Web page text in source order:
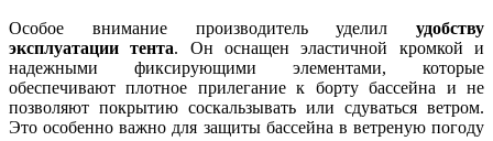
Особое внимание производитель уделил удобству
эксплуатации тента. Он оснащен эластичной кромкой и
надежными фиксирующими элементами, которые
обеспечивают плотное прилегание к борту бассейна и не
позволяют покрытию соскальзывать или сдуваться ветром.
Это особенно важно для защиты бассейна в ветреную погоду